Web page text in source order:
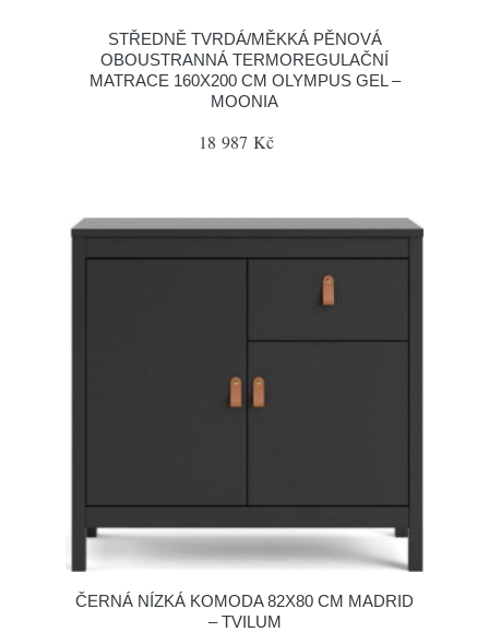
STŘEDNĚ TVRDÁ/MĚKKÁ PĚNOVÁ
OBOUSTRANNÁ TERMOREGULAČNÍ
MATRACE 160X200 CM OLYMPUS GEL –
MOONIA
18 987 Kč
ČERNÁ NÍZKÁ KOMODA 82X80 CM MADRID
– TVILUM